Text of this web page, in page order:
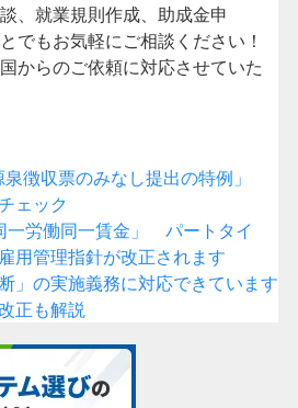
、就業規則作成、助成金申
でもお気軽にご相談ください！
からのご依頼に対応させていた
徴収票のみなし提出の特例」
ェック
一労働同一賃金」 パートタイ
用管理指針が改正されます
」の実施義務に対応できています
正も解説